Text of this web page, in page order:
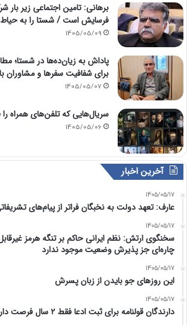
برهانی: تامین اجتماعی زیر
فرسایش است / شستا را به
1405/05/09
پاداش به زیان‌ده‌ها در شستا؛
برای شفافیت سفرها و مشاوران
1405/05/07
سریال‌هایی که تلفن‌های همراه
1405/05/06
آخرین اخبار
1405/05/17
عارف: تعهد دولت به نخبگان فراتر از پیام‎‌های تشریفاتی است
1405/05/17
سخنگوی ارتش: نظم ایرانی حاکم بر تنگه هرمز
چاره‌ای جز پذیرش وضعیت موجود ندارد
1405/05/17
این روزهای جو بایدن از زبان پسرش
1405/05/17
دارندگان قولنامه برای ثبت ادعا فقط ۲ سال فرصت دارند